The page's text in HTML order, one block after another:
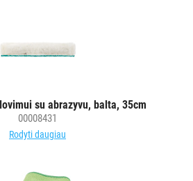
su abrazyvu, balta, 35cm
00008431
Rodyti daugiau